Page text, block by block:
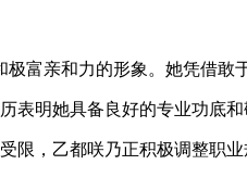
极富亲和力的形象。她凭借
表明她具备良好的专业功底
限，乙都咲乃正积极调整职业